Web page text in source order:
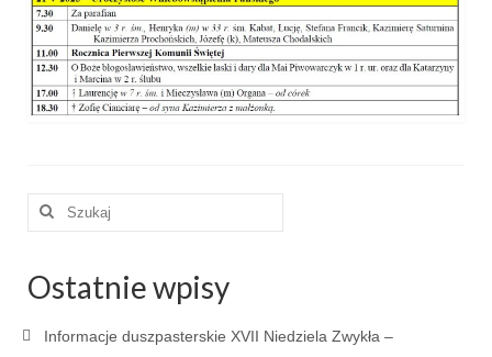
Nabożeństwa
Nabożeństwa różne
Pogrzeb katolicki
Sakrament chrztu
Sakrament bierzmowania
Sakrament pojednania
Szuklaj
Ostatnie wpisy
Informacje duszpasterskie XVII Niedziela Zwykła –